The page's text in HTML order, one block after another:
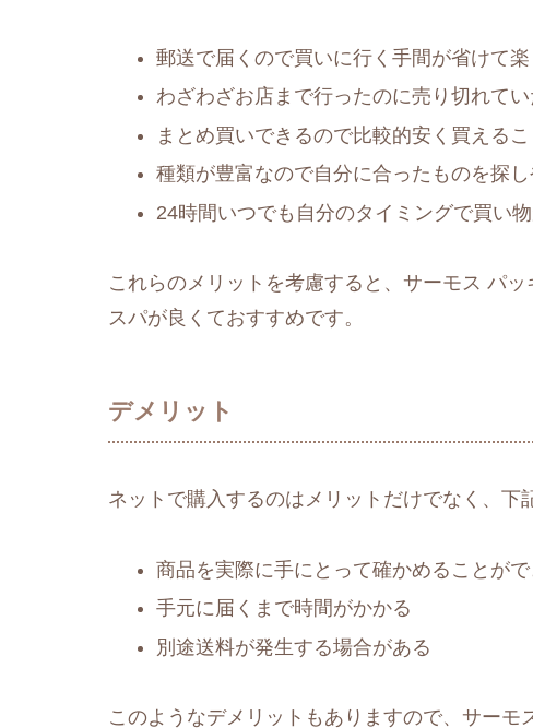
郵送で届くので買いに行く手間が省けて楽
わざわざお店まで行ったのに売り切れて
まとめ買いできるので比較的安く買える
種類が豊富なので自分に合ったものを探
24時間いつでも自分のタイミングで買い
これらのメリットを考慮すると、サーモス パ
スパが良くておすすめです。
デメリット
ネットで購入するのはメリットだけでなく、下
商品を実際に手にとって確かめることが
手元に届くまで時間がかかる
別途送料が発生する場合がある
このようなデメリットもありますので、サー